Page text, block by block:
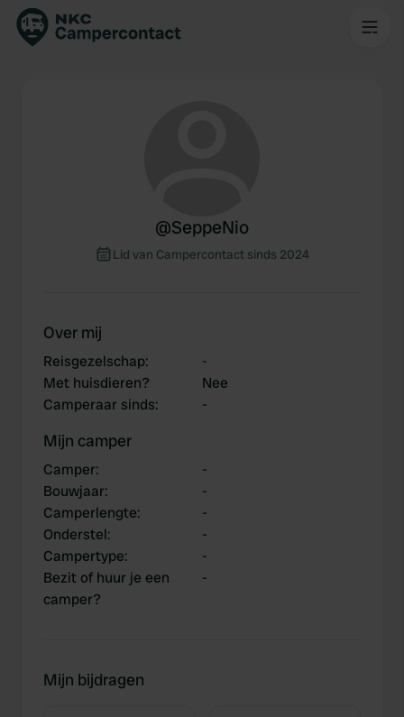
@SeppeNio
Lid van Campercontact sinds 2024
Over mij
Reisgezelschap:
-
Met huisdieren?
Nee
Camperaar sinds: -
Mijn camper
Camper:
-
Bouwjaar:
-
Camperlengte:
-
Onderstel:
-
Campertype:
-
Bezit of huur je een
camper?
-
Mijn bijdragen